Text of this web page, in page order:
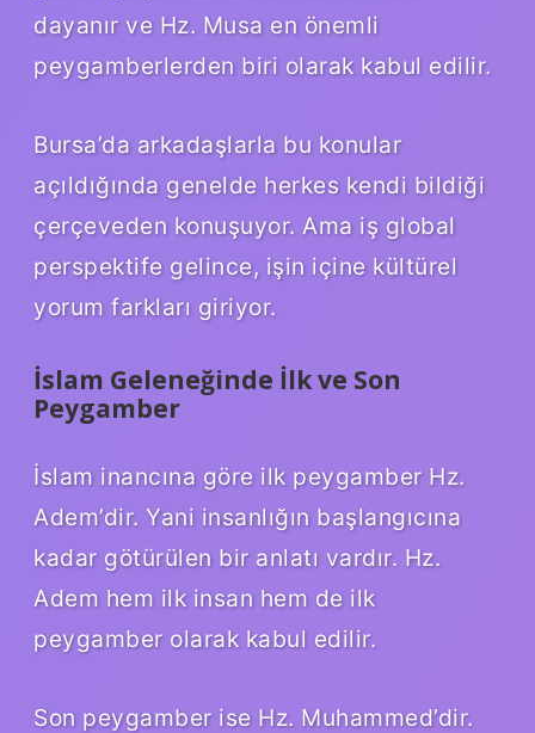
dayanır ve Hz. Musa en önemli
peygamberlerden biri olarak kabul edilir.
Bursa’da arkadaşlarla bu konular
açıldığında genelde herkes kendi bildiği
çerçeveden konuşuyor. Ama iş global
perspektife gelince, işin içine kültürel
yorum farkları giriyor.
İslam Geleneğinde İlk ve Son
Peygamber
İslam inancına göre ilk peygamber Hz.
Adem’dir. Yani insanlığın başlangıcına
kadar götürülen bir anlatı vardır. Hz.
Adem hem ilk insan hem de ilk
peygamber olarak kabul edilir.
Son peygamber ise Hz. Muhammed’dir.